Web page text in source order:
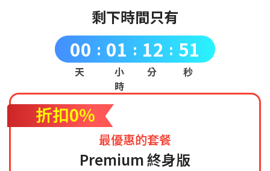
剩下時間只有
00
天
: 01
小
時
: 12
分
: 50
秒
折扣0%
最優惠的套餐
Premium 終身版